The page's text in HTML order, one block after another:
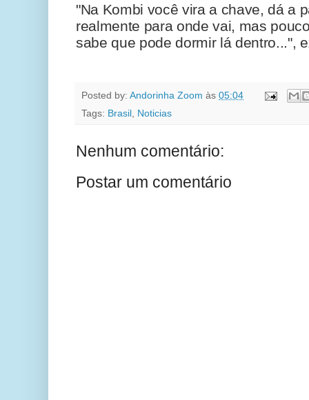
"Na Kombi você vira a chave, dá a
realmente para onde vai, mas
sabe que pode dormir lá dentro...",
Posted by: Andorinha Zoom às 05:04
Tags: Brasil , Noticias
Nenhum comentário:
Postar um comentário